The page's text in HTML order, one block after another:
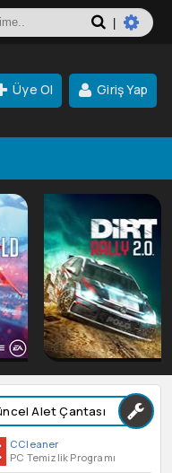
Üye Ol Giriş Yap
Alet Çantası
CCleaner
PC Temizlik Programı